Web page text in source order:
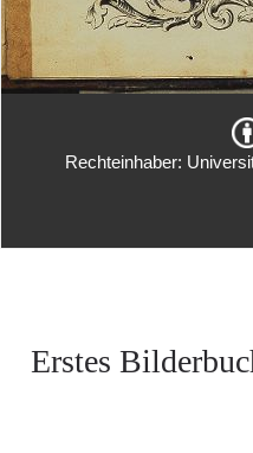
Rechteinhaber:
Erstes